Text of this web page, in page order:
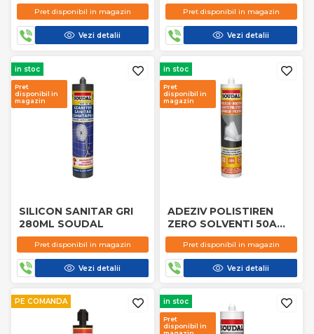
ALL 1.5M
Pret disponibil in magazin
Vezi detalii
Pret disponibil in magazin
Vezi detalii
in stoc
Pret
disponibil in
magazin
SILICON SANITAR GRI
280ML SOUDAL
Pret disponibil in magazin
Vezi detalii
in stoc
Pret
disponibil in
magazin
ADEZIV POLISTIREN
ZERO SOLVENTI 50A
280ML SOUDAL
Pret disponibil in magazin
Vezi detalii
PE COMANDA in stoc
Pret
disponibil in